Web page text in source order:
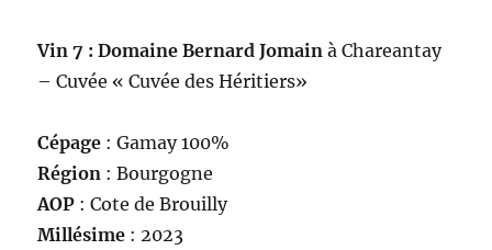
Vin 7 : Domaine Bernard Jomain à Chareantay
– Cuvée « Cuvée des Héritiers»
Cépage : Gamay 100%
Région : Bourgogne
AOP : Cote de Brouilly
Millésime : 2023